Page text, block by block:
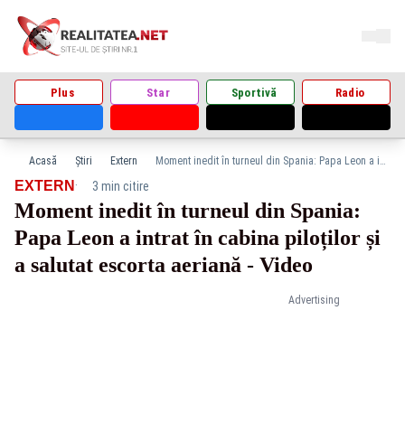
Plus Star Sportivă Radio
Acasă Știri Extern Moment inedit în turneul din Spania: Papa Leon a intrat în cabina piloților și a salutat escorta aeriană - Video
Advertising
EXTERN · 3 min citire
Moment inedit în turneul din Spania:
Papa Leon a intrat în cabina piloților și
a salutat escorta aeriană - Video